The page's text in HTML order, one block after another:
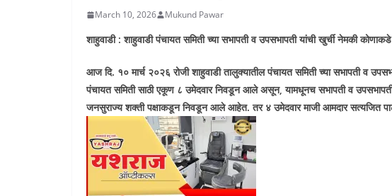
March 10, 2026 Mukund Pawar
शाहुवाडी : शाहुवाडी पंचायत समिती च्या सभापती व उपसभापती यांची खुर्ची नेमकी
आज दि. १० मार्च २०२६ रोजी शाहुवाडी तालुक्यातील पंचायत समिती च्या सभापती व
पंचायत समिती साठी एकूण ८ उमेदवार निवडून आले असून, यामधूनच सभापती व
जनसुराज्य शक्ती पक्षाकडून निवडून आले आहेत. तर ४ उमेदवार माजी आमदार सत्यजित